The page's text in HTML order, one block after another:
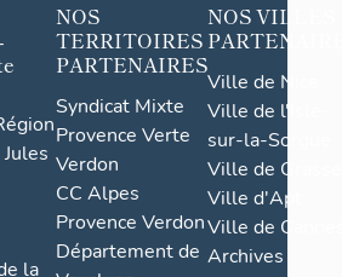
la
NOS
TERRITOIRES
PARTENAIRES
Syndicat Mixte
Provence Verte
Verdon
CC Alpes
Provence Verdon
Département de
NOS VILLES
Ville de Nice
Ville de l'Isle-
sur-la-Sorgue
Ville de Grasse
Ville d'Apt
Ville de
Archives